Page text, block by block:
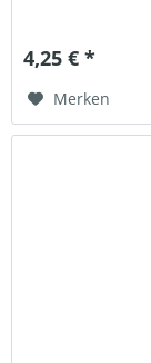
4,25 € *
Merken